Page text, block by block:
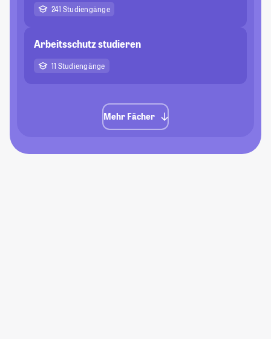
241 Studiengänge
Arbeitsschutz studieren
11 Studiengänge
Mehr Fächer